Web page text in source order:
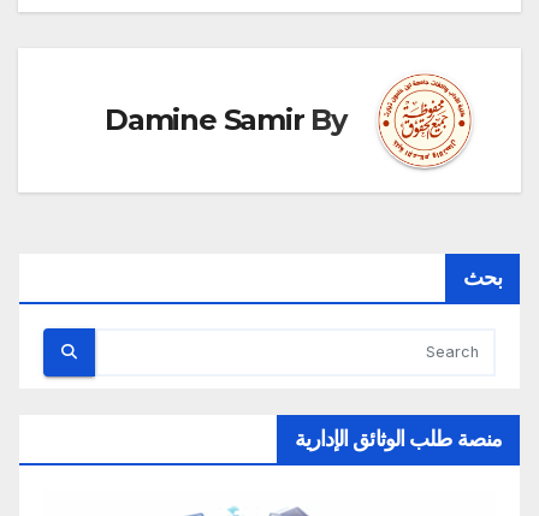
By
Damine Samir
بحث
منصة طلب الوثائق الإدارية